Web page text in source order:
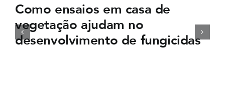
Como ensaios em casa de
vegetação ajudam no
desenvolvimento de fungicidas